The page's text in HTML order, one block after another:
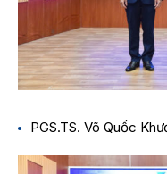
PGS.TS. Võ Quốc